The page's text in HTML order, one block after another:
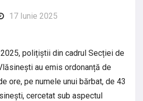
17 Iunie 2025
polițiștii din cadrul Secției de
au emis ordonanță de
ore, pe numele unui bărbat, de 43
cercetat sub aspectul